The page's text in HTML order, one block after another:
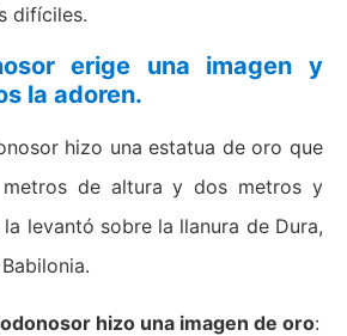
difíciles.
erige una imagen y
la adoren.
hizo una estatua de oro que
metros de altura y dos metros y
levantó sobre la llanura de Dura,
hizo una imagen de oro: